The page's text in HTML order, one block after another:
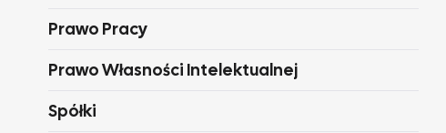
Prawo Pracy
Prawo Własności Intelektualnej
Spółki